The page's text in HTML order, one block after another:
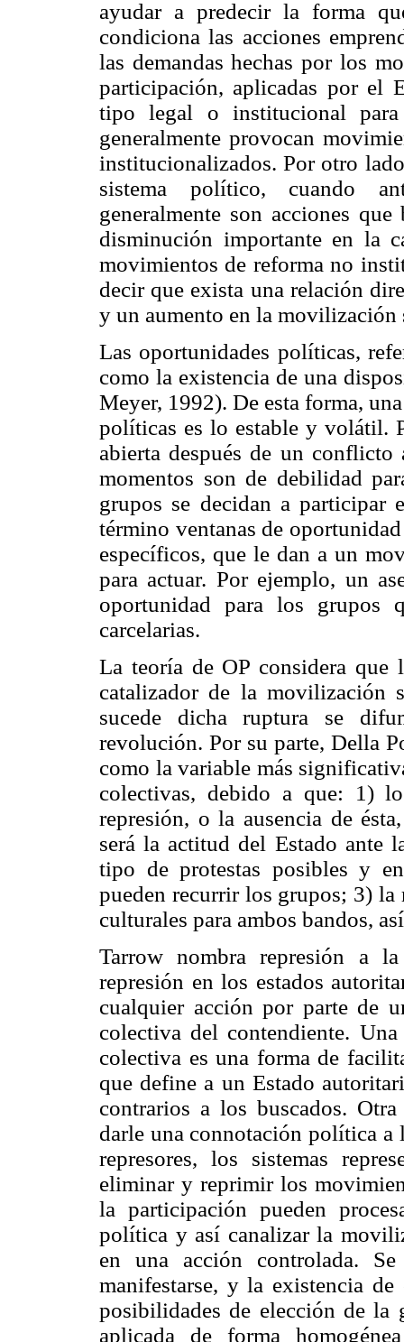
ayudar a predecir la forma
condiciona las acciones
las demandas hechas por los
participación, aplicadas por el
tipo legal o institucional
generalmente provocan
institucionalizados. Por otro
sistema político, cuando
generalmente son acciones
disminución importante en la
movimientos de reforma no
decir que exista una relación
y un aumento en la movilización
Las oportunidades políticas,
como la existencia de una
Meyer, 1992). De esta forma,
políticas es lo estable y volátil.
abierta después de un conflicto
momentos son de debilidad
grupos se decidan a participar
término ventanas de
específicos, que le dan a un
para actuar. Por ejemplo, un
oportunidad para los grupos
carcelarias.
La teoría de OP considera
catalizador de la movilización
sucede dicha ruptura se
revolución. Por su parte, Della
como la variable más
colectivas, debido a que: 1)
represión, o la ausencia de
será la actitud del Estado ante
tipo de protestas posibles y
pueden recurrir los grupos; 3) la
culturales para ambos bandos,
Tarrow nombra represión a
represión en los estados
cualquier acción por parte de
colectiva del contendiente.
colectiva es una forma de
que define a un Estado
contrarios a los buscados.
darle una connotación política a
represores, los sistemas
eliminar y reprimir los
la participación pueden
política y así canalizar la
en una acción controlada.
manifestarse, y la existencia
posibilidades de elección de la
aplicada de forma